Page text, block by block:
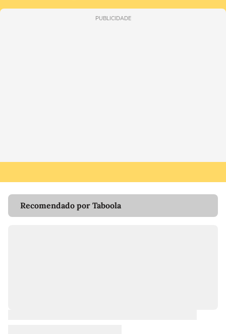
PUBLICIDADE
Recomendado por Taboola